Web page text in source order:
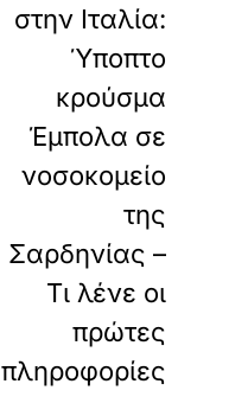
στην Ιταλία:
Ύποπτο
κρούσμα
Έμπολα σε
νοσοκομείο
της
Σαρδηνίας –
Τι λένε οι
πρώτες
πληροφορίες